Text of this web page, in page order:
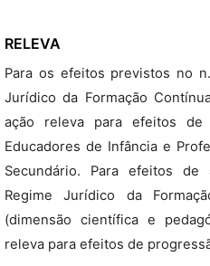
RELEVA
Para os efeitos previstos no
Jurídico da Formação
ação releva para efeitos
Educadores de Infância e
Secundário. Para efeitos
Regime Jurídico da
(dimensão científica e
releva para efeitos de